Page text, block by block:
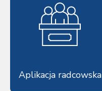
Aplikacja radcowska